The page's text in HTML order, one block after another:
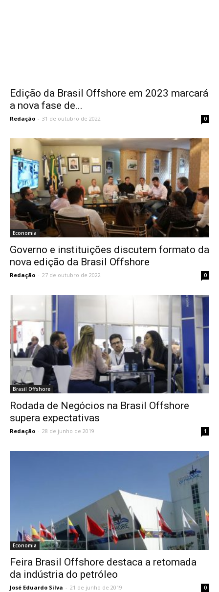
Edição da Brasil Offshore em 2023 marcará
a nova fase de...
Redação - 31 de outubro de 2022 0
Economia
Governo e instituições discutem formato da
nova edição da Brasil Offshore
Redação - 27 de outubro de 2022 0
Brasil Offshore
Rodada de Negócios na Brasil Offshore
supera expectativas
Redação - 28 de junho de 2019 1
Economia
Feira Brasil Offshore destaca a retomada
da indústria do petróleo
José Eduardo Silva - 21 de junho de 2019 0